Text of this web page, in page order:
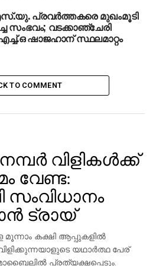
ബിഎംഎസ്പ്രവര്‍ത്തകര്‍
ബിജുവിനെ
ചെയ്തു. കൂടുതല്‍ പൊലീസ്
സംഘര്‍ഷാവസ്ഥക്ക് അയവ്
ബിജെപി പ്രവര്‍ത്തകര്‍
സംഘടിച്ച്
സംസാരിക്കുകയും
വാഹനങ്ങള്‍
വിവിധ ജില്ലകളില്‍
ഇന്ന് രാവിലെ ആറ്
ആലപ്പുഴ പട്ടണത്തില്‍
ഹര്‍ത്താലിന്
KSU
പ്രവര്‍ത്തകരെ മുഖംമൂടി
സംഭവം; വടക്കാഞ്ചേരി
ഷാജഹാന് സ്ഥലമാറ്റം
TO COMMENT
വിളികള്‍ക്ക്
വേണ്ട:
ട്രായ്
കക്ഷി ആപ്പുകളില്‍
യഥാര്‍ത്ഥ പേര്
പ്രത്യക്ഷപ്പെടും.